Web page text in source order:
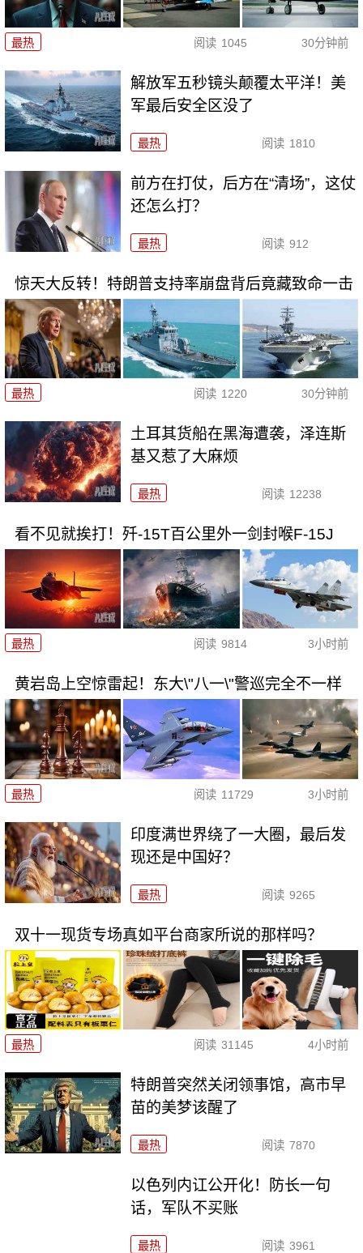
最热 阅读 1045 30分钟前
解放军五秒镜头颠覆太平洋！美
军最后安全区没了
最热 阅读 1810
前方在打仗，后方在“清场”，这仗
还怎么打？
最热 阅读 912
惊天大反转！特朗普支持率崩盘背后竟藏致命一击
最热 阅读 1220 30分钟前
土耳其货船在黑海遭袭，泽连斯
基又惹了大麻烦
最热 阅读 12238
看不见就挨打！歼-15T百公里外一剑封喉F-15J
最热 阅读 9814 3小时前
黄岩岛上空惊雷起！东大\"八一\"警巡完全不一样
最热 阅读 11729 3小时前
印度满世界绕了一大圈，最后发
现还是中国好？
最热 阅读 9265
双十一现货专场真如平台商家所说的那样吗？
最热 阅读 31145 4小时前
特朗普突然关闭领事馆，高市早
苗的美梦该醒了
最热 阅读 7870
以色列内讧公开化！防长一句
话，军队不买账
最热 阅读 3961